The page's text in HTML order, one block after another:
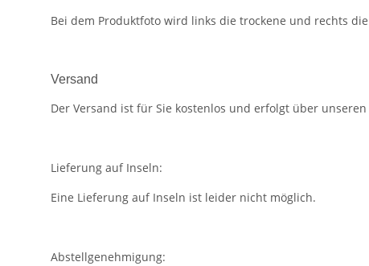
Bei dem Produktfoto wird links die trockene und rechts
Versand
Der Versand ist für Sie kostenlos und erfolgt über
Lieferung auf Inseln:
Eine Lieferung auf Inseln ist leider nicht möglich.
Abstellgenehmigung: